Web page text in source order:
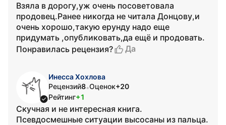
Взяла в дорогу,уж очень посоветовала
продовец.Ранее никогда не читала Донцову,и
очень хорошо,такую ерунду надо еще
придумать ,опубликовать,да ещё и продовать.
Понравилась рецензия?
Да
Инесса Хохлова
Рецензий8•Оценок+20
Рейтинг+1
Скучная и не интересная книга.
Псевдосмешные ситуации высосаны из пальца.